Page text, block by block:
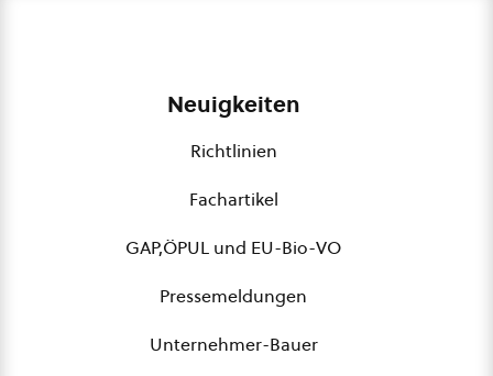
Neuigkeiten
Richtlinien
Fachartikel
GAP,ÖPUL und EU-Bio-VO
Pressemeldungen
Unternehmer-Bauer